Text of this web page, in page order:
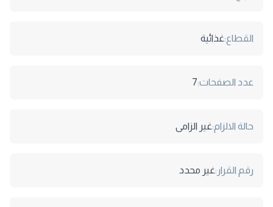
القطاع:غذائية
عدد الصفحات:7
حالة الالزام:غير الزامى
رقم القرار:غير محدد